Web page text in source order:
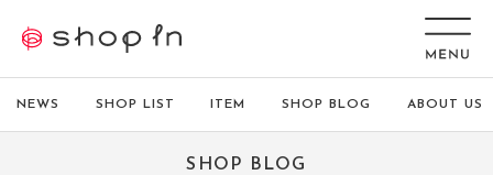
NEWS SHOP LIST ITEM SHOP BLOG ABOUT US
SHOP BLOG